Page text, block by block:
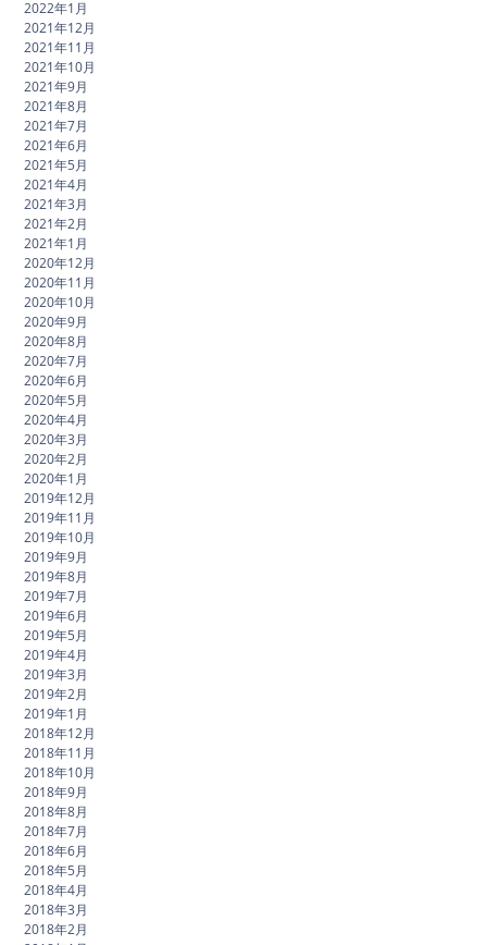
2022年1月
2021年12月
2021年11月
2021年10月
2021年9月
2021年8月
2021年7月
2021年6月
2021年5月
2021年4月
2021年3月
2021年2月
2021年1月
2020年12月
2020年11月
2020年10月
2020年9月
2020年8月
2020年7月
2020年6月
2020年5月
2020年4月
2020年3月
2020年2月
2020年1月
2019年12月
2019年11月
2019年10月
2019年9月
2019年8月
2019年7月
2019年6月
2019年5月
2019年4月
2019年3月
2019年2月
2019年1月
2018年12月
2018年11月
2018年10月
2018年9月
2018年8月
2018年7月
2018年6月
2018年5月
2018年4月
2018年3月
2018年2月